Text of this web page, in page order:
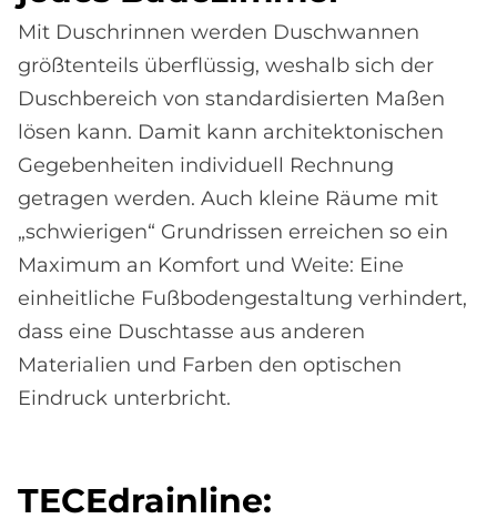
Mit Duschrinnen werden Duschwannen
größtenteils überflüssig, weshalb sich der
Duschbereich von standardisierten Maßen
lösen kann. Damit kann architektonischen
Gegeben­heiten individuell Rechnung
getragen werden. Auch kleine Räume mit
„schwierigen“ Grund­rissen erreichen so ein
Maximum an Komfort und Weite: Eine
einheitliche Fußboden­gestaltung verhindert,
dass eine Duschtasse aus anderen
Materialien und Farben den optischen
Eindruck unterbricht.
TE­CEdrain­li­ne: